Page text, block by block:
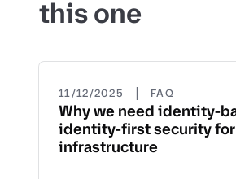
this one
11/12/2025 | FAQ
Why we need identity-
identity-first security
infrastructure